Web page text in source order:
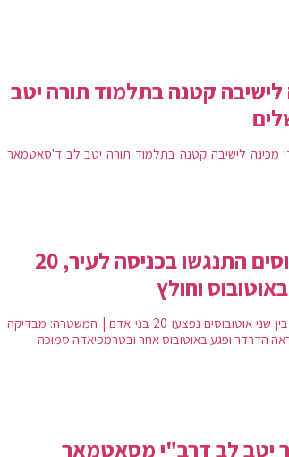
קטנה בתלמוד תורה יטב
מכינה לישיבה קטנה בתלמוד תורה יטב לב ד'סאטמאר
ירושלים: שני אוטובוסים התנגשו בכניסה לעיר, 20
וחולץ
בתאונת דרכים בכניסה לירושלים בין שני אוטובוסים נפצעו 20 בני אדם | המשטרה: מבדיקה
הדרדר ופגע באוטובוס אחר ובטרמפיאדה סמוכה
יטב לב דרב"י מסאטמאר